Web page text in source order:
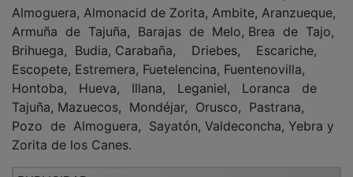
Armuña de Tajuña, Barajas de Melo, Brea de Tajo,
Brihuega, Budia, Carabaña, Driebes, Escariche,
Escopete, Estremera, Fuetelencina, Fuentenovilla,
Hontoba, Hueva, Illana, Leganiel, Loranca de
Tajuña, Mazuecos, Mondéjar, Orusco, Pastrana,
Pozo de Almoguera, Sayatón, Valdeconcha, Yebra y
Zorita de los Canes.